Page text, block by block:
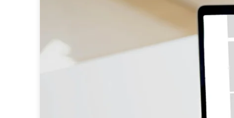
native advertising